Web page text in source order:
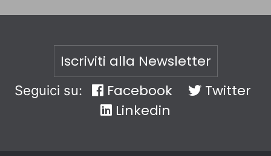
Iscriviti alla Newsletter
Seguici su: Facebook
Twitter
Linkedin